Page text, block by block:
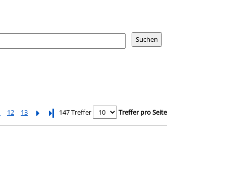
12 13 Letzte Seite
147 Treffer Treffer pro Seite